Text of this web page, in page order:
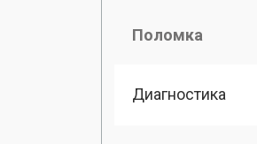
Поломка
Диагностика